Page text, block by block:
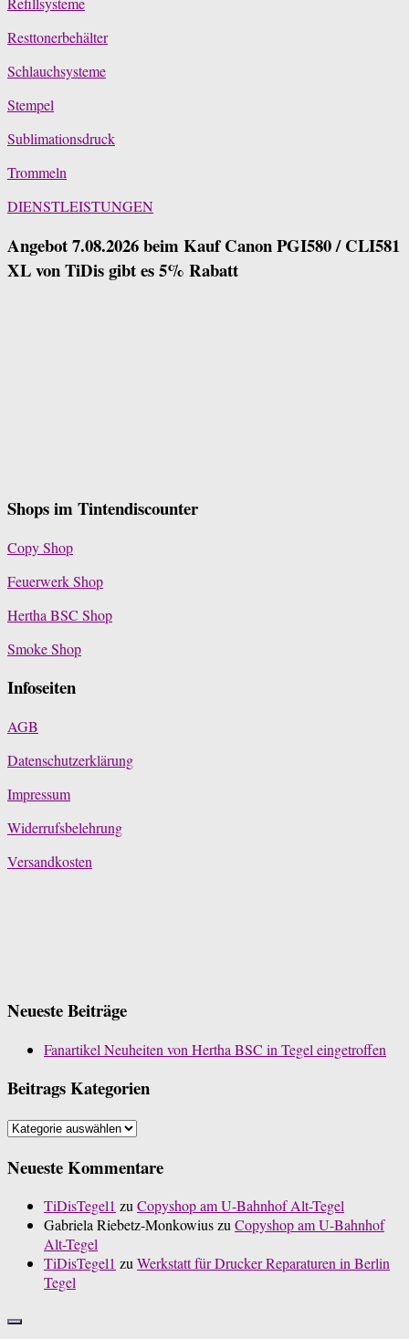
Resttonerbehälter
Schlauchsysteme
Stempel
Sublimationsdruck
Trommeln
DIENSTLEISTUNGEN
Angebot 7.08.2026 beim Kauf Canon PGI580 / CLI581
XL von TiDis gibt es 5% Rabatt
Shops im Tintendiscounter
Copy Shop
Feuerwerk Shop
Hertha BSC Shop
Smoke Shop
Infoseiten
AGB
Datenschutzerklärung
Impressum
Widerrufsbelehrung
Versandkosten
Neueste Beiträge
Fanartikel Neuheiten von Hertha BSC in Tegel eingetroffen
Beitrags Kategorien
Beitrags
Neueste Kommentare
TiDisTegel1 zuCopyshop am U-Bahnhof Alt-Tegel
Gabriela Riebetz-MonkowiuszuCopyshop am U-Bahnhof
Alt-Tegel
TiDisTegel1 zuWerkstatt für Drucker Reparaturen in Berlin
Tegel